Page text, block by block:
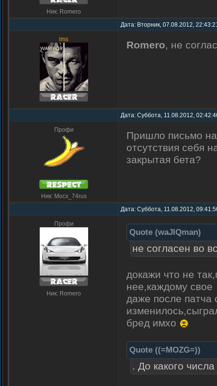
Ник: Romero
Дата: Вторник, 07.08.2012,
lms Romero, не
Дата: Суббота, 11.08.2012,
Профи
Ник: Mocx_74rus
Пришло письмо на
отсутствия себя
закрытая бета?
Дата: Суббота, 11.08.2012,
Профи
Ник: Romero
Quote (waJIQman)
не согласен во
докажи что не
нее,каждому свое
даже после патча
бред имхо
Quote ((=MOZG=))
. До какого